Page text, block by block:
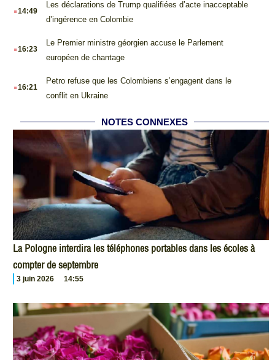
.14:49
Les déclarations de Trump qualifiées d’acte inacceptable
d’ingérence en Colombie
.16:23
Le Premier ministre géorgien accuse le Parlement
européen de chantage
.16:21
Petro refuse que les Colombiens s’engagent dans le
conflit en Ukraine
NOTES CONNEXES
La Pologne interdira les téléphones portables dans les écoles à
compter de septembre
3 juin 2026 14:55